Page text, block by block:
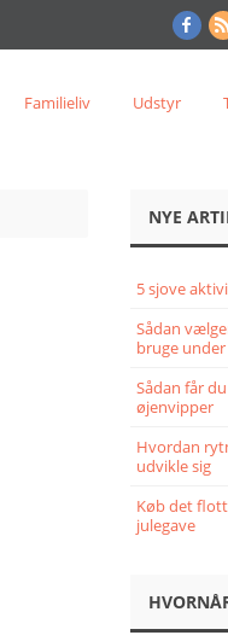
Familieliv Udstyr
NYE
5 sjove
Sådan
bruge
Sådan får
øjenvipper
Hvordan
udvikle sig
Køb det
julegave